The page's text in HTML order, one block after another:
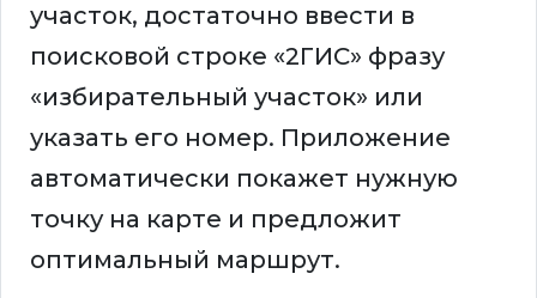
участок, достаточно ввести в
поисковой строке «2ГИС» фразу
«избирательный участок» или
указать его номер. Приложение
автоматически покажет нужную
точку на карте и предложит
оптимальный маршрут.